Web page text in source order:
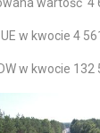
w kwocie 4
w kwocie 132